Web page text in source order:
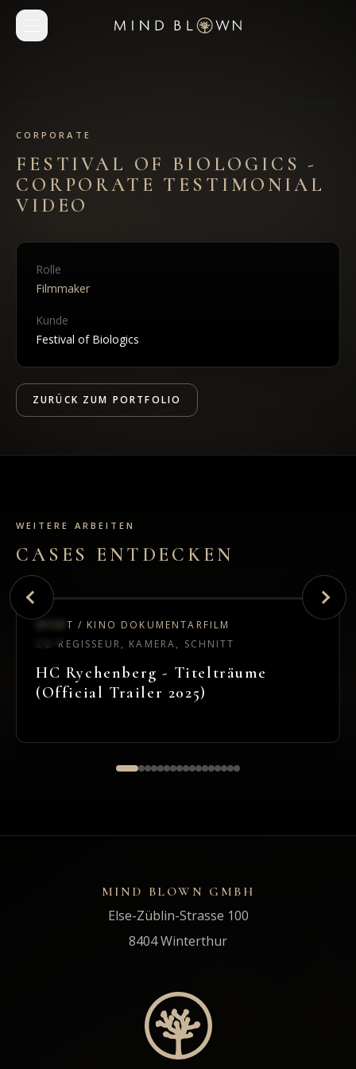
CORPORATE
FESTIVAL OF BIOLOGICS -
CORPORATE TESTIMONIAL
VIDEO
Rolle
Filmmaker
Kunde
Festival of Biologics
ZURÜCK ZUM PORTFOLIO
WEITERE ARBEITEN
CASES ENTDECKEN
SPORT / KINO DOKUMENTARFILM
CO-REGISSEUR, KAMERA, SCHNITT
HC Rychenberg - Titelträume
(Official Trailer 2025)
MIND BLOWN GMBH
Else-Züblin-Strasse 100
8404 Winterthur